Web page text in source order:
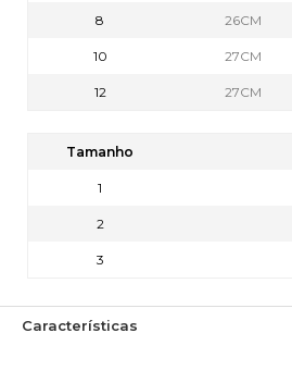
8 26CM
10 27CM
12 27CM
Tamanho
1
2
3
Características